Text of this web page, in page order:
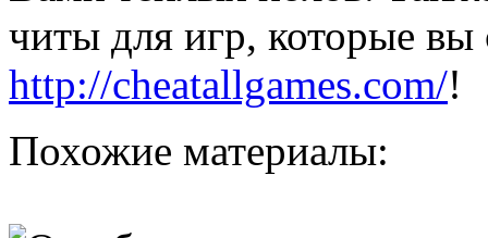
читы для игр, которые вы
http://cheatallgames.com/!
Похожие материалы: